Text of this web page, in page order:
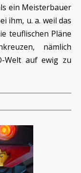
ein Meisterbauer
ihm, u. a. weil das
teuflischen Pläne
nämlich
Welt auf ewig zu